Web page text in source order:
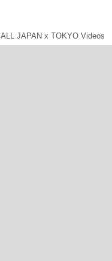
ALL JAPAN x TOKYO Videos